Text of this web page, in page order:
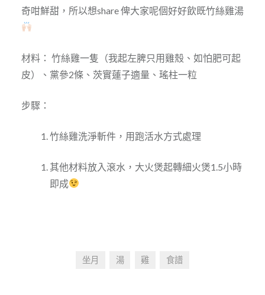
奇咁鮮甜，所以想share 俾大家呢個好好飲既竹絲雞湯
材料： 竹絲雞一隻（我起左脾只用雞殼、如怕肥可起
皮）、黨參2條、茨實蓮子適量、瑤柱一粒
步驟：
竹絲雞洗淨斬件，用跑活水方式處理
其他材料放入滾水，大火煲起轉細火煲1.5小時
即成
坐月 湯 雞 食譜